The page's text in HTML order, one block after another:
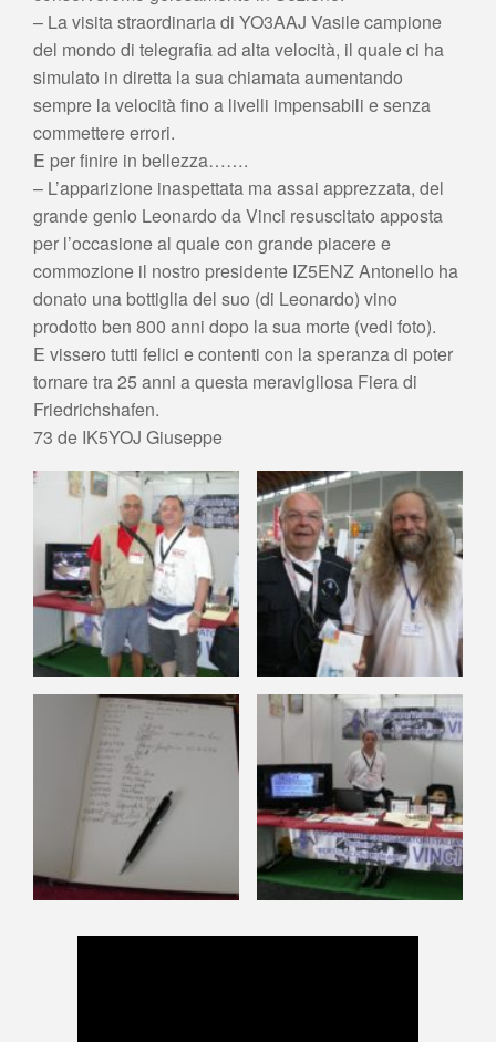
– La visita straordinaria di YO3AAJ Vasile campione
del mondo di telegrafia ad alta velocità, il quale ci ha
simulato in diretta la sua chiamata aumentando
sempre la velocità fino a livelli impensabili e senza
commettere errori.
E per finire in bellezza…….
– L’apparizione inaspettata ma assai apprezzata, del
grande genio Leonardo da Vinci resuscitato apposta
per l’occasione al quale con grande piacere e
commozione il nostro presidente IZ5ENZ Antonello ha
donato una bottiglia del suo (di Leonardo) vino
prodotto ben 800 anni dopo la sua morte (vedi foto).
E vissero tutti felici e contenti con la speranza di poter
tornare tra 25 anni a questa meravigliosa Fiera di
Friedrichshafen.
73 de IK5YOJ Giuseppe